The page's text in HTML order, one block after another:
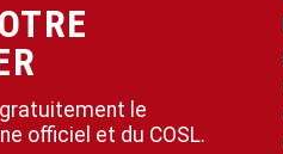
le
officiel et du COSL.